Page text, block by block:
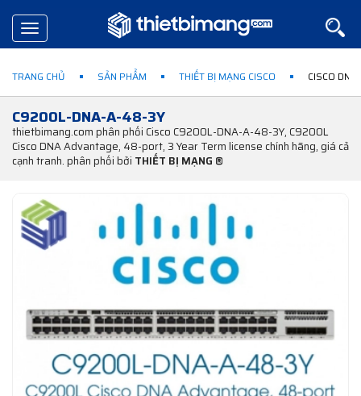
Toggle
navigation
TRANG CHỦ SẢN PHẨM THIẾT BỊ MẠNG CISCO CISCO DNA
C9200L-DNA-A-48-3Y
thietbimang.com phân phối Cisco C9200L-DNA-A-48-3Y, C9200L
Cisco DNA Advantage, 48-port, 3 Year Term license chính hãng, giá cả
cạnh tranh. phân phối bởi THIẾT BỊ MẠNG ®